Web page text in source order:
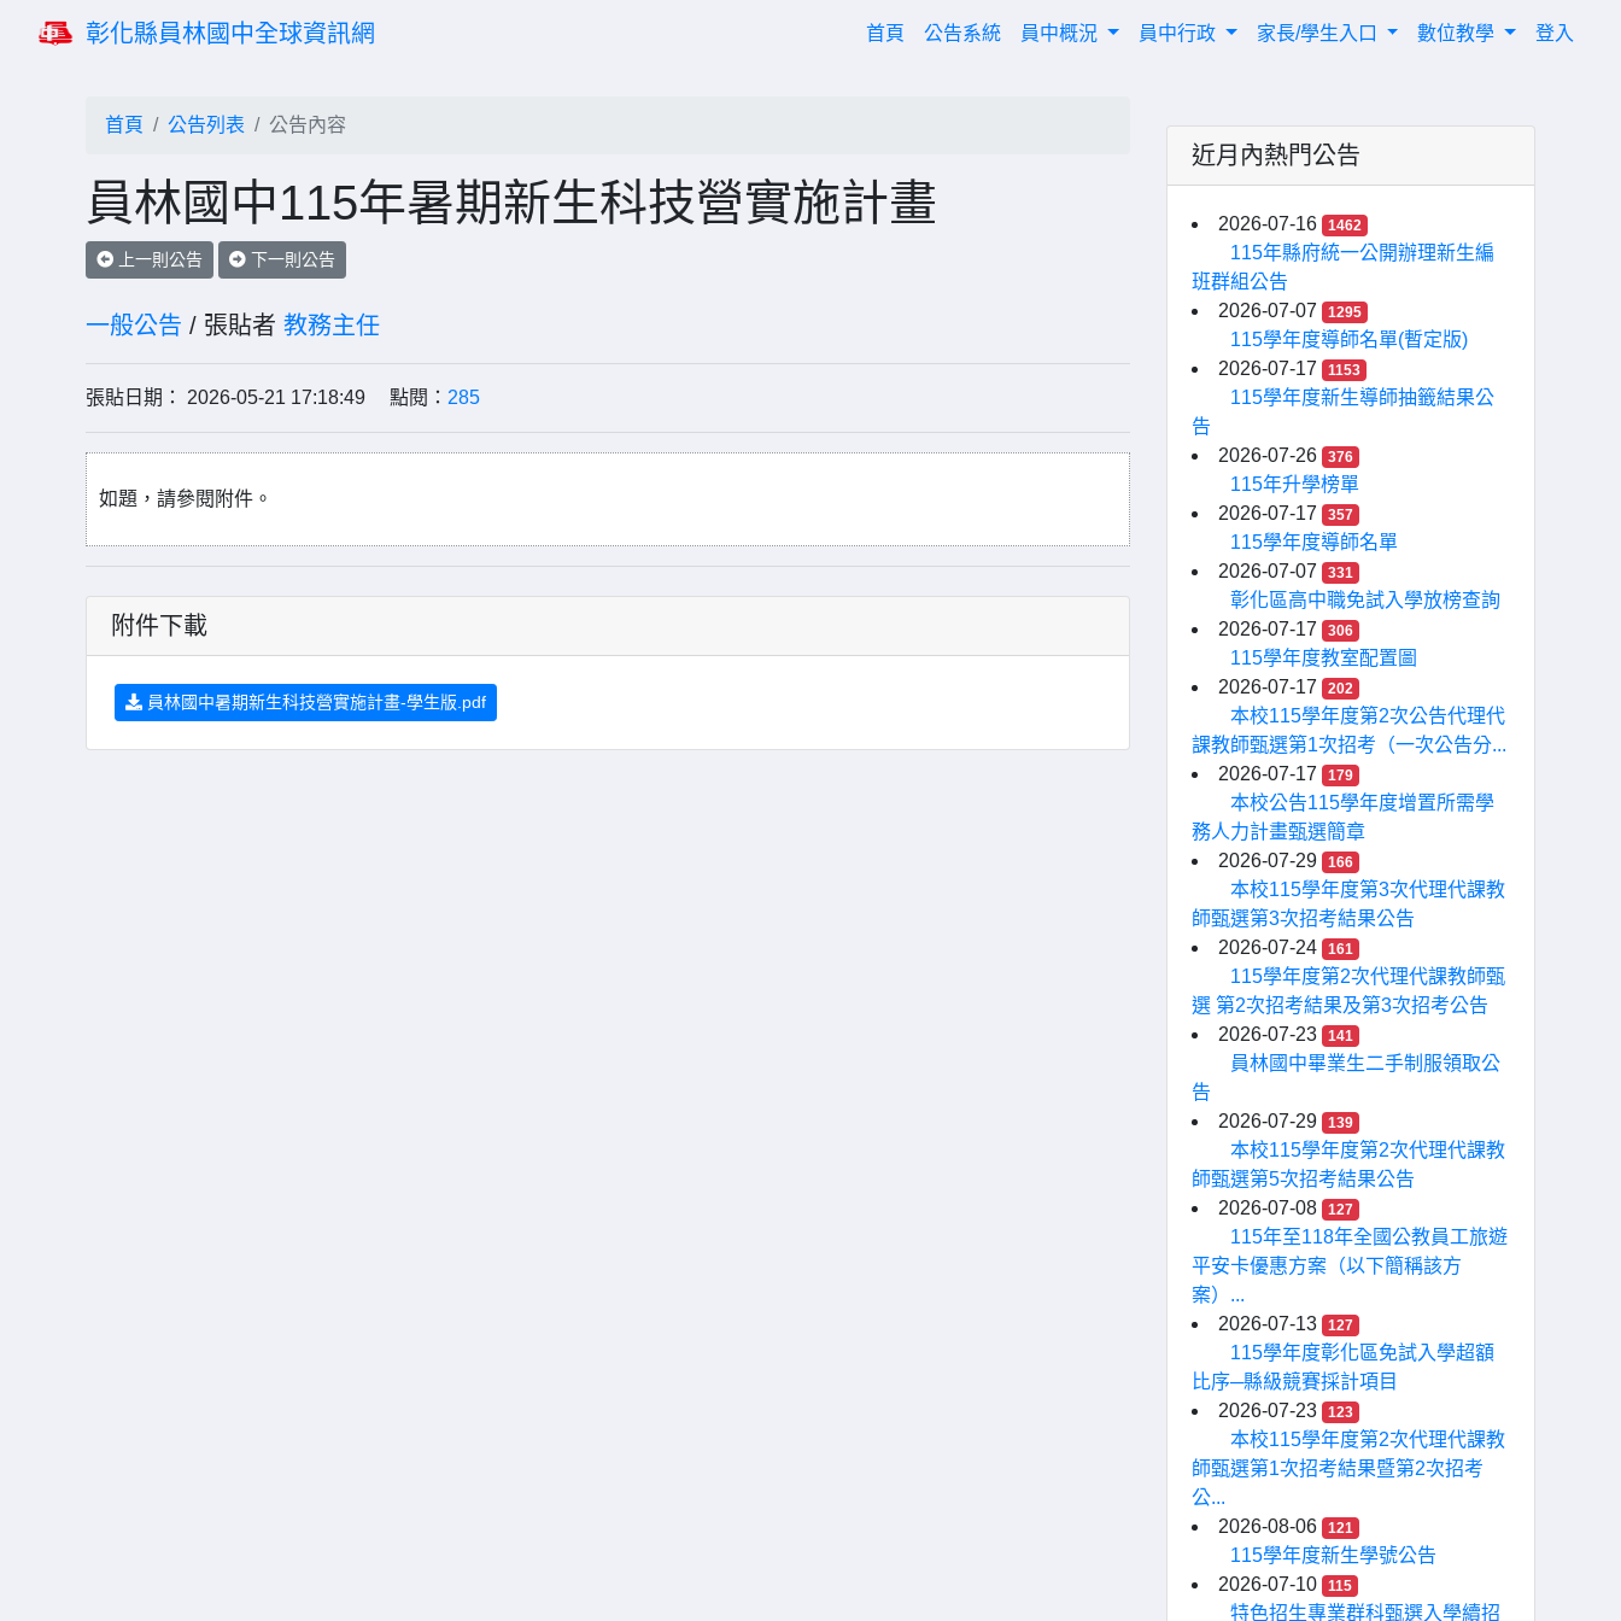
彰化縣員林國中全球資訊網 首頁 (current)
公告系統 員中概況 員中行政 家長/學生入口 數位教學 登入
首頁 公告列表 公告內容
員林國中115年暑期新生科技營實施計畫
上一則公告 下一則公告
一般公告 / 張貼者 教務主任
張貼日期： 2026-05-21 17:18:49 點閱： 285
如題，請參閱附件。
附件下載
員林國中暑期新生科技營實施計畫-學生版.pdf
近月內熱門公告
2026-07-16 1462
115年縣府統一公開辦理新生編
班群組公告
2026-07-07
1295
115學年度導師名單(暫定版)
2026-07-17
1153
115學年度新生導師抽籤結果公
告
2026-07-26
376
115年升學榜單
2026-07-17
357
115學年度導師名單
2026-07-07
331
彰化區高中職免試入學放榜查詢
2026-07-17
306
115學年度教室配置圖
2026-07-17
202
本校115學年度第2次公告代理代
課教師甄選第1次招考（一次公告分...
2026-07-17
179
本校公告115學年度增置所需學
務人力計畫甄選簡章
2026-07-29
166
本校115學年度第3次代理代課教
師甄選第3次招考結果公告
2026-07-24
161
115學年度第2次代理代課教師甄
選 第2次招考結果及第3次招考公告
2026-07-23
141
員林國中畢業生二手制服領取公
告
2026-07-29
139
本校115學年度第2次代理代課教
師甄選第5次招考結果公告
2026-07-08
127
115年至118年全國公教員工旅遊
平安卡優惠方案（以下簡稱該方
案）...
2026-07-13
127
115學年度彰化區免試入學超額
比序─縣級競賽採計項目
2026-07-23
123
本校115學年度第2次代理代課教
師甄選第1次招考結果暨第2次招考
公...
2026-08-06
121
115學年度新生學號公告
2026-07-10
115
特色招生專業群科甄選入學續招